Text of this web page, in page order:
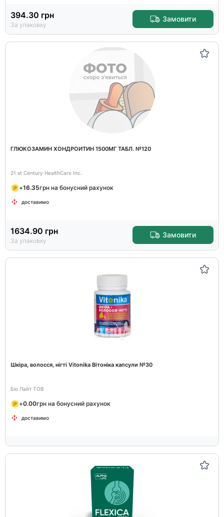
394.30 грн
За упаковку
Замовити
ГЛЮКОЗАМИН ХОНДРОИТИН 1500МГ ТАБЛ. №120
21 st Century HealthCare Inc.
+16.35грн на бонусний рахунок
доставимо
1634.90 грн
За упаковку
Замовити
Шкіра, волосся, нігті Vitonika Вітоніка капсули №30
Біо Лайт ТОВ
+0.00грн на бонусний рахунок
доставимо